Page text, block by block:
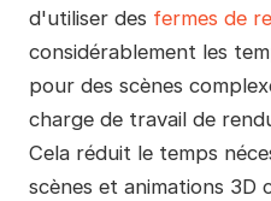
d'utiliser des fermes de
considérablement les
pour des scènes
charge de travail de
Cela réduit le temps
scènes et animations 3D